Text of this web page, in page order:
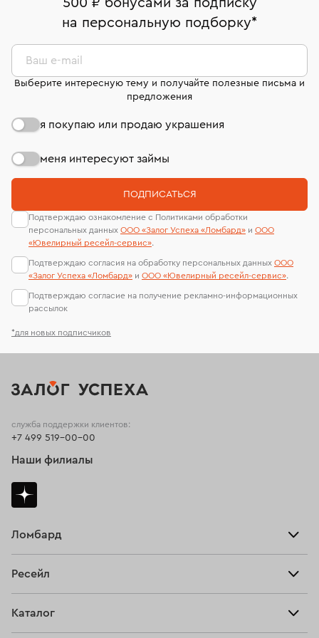
комиссионных украшений и часов смотрите на
странице«Возврат украшений»
Срок бронирования украшения при самовывозе из
Система быстрых платежей (по QR-коду)
В кредит от Т-Банка (до 50 000 руб., на 3–6 мес.)
На особо ценные изделия получены
сертификаты МГУ и других геммологических
лабораторий
500 ₽ бонусами за подписку
на персональную подборку*
*для новых подписчиков
Ваш e-mail
Выберите интересную тему и получайте полезные письма и
предложения
я покупаю или продаю украшения
меня интересуют займы
ПОДПИСАТЬСЯ
Подтверждаю ознакомление с Политиками обработки
персональных данных ООО «Залог Успеха «Ломбард» и ООО
«Ювелирный ресейл-сервиc».
Подтверждаю согласия на обработку персональных данных ООО
«Залог Успеха «Ломбард» и ООО «Ювелирный ресейл-сервиc».
Подтверждаю согласие на получение рекламно-информационных
рассылок
Ломбард
Тарифы
Ресейл
Каталог
служба поддержки клиентов:
+7 499 519-00-00
Наши филиалы